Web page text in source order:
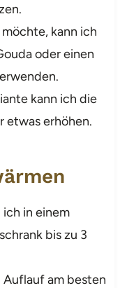
kann ich
oder einen
kann ich die
etwas erhöhen.
in einem
bis zu 3
am besten